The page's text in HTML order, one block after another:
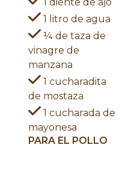
1 litro de agua
¼ de taza de
vinagre de
manzana
1 cucharadita
de mostaza
1 cucharada de
mayonesa
PARA EL POLLO